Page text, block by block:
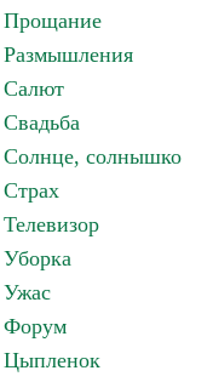
Прощание
Размышления
Салют
Свадьба
Солнце, солнышко
Страх
Телевизор
Уборка
Ужас
Форум
Цыпленок